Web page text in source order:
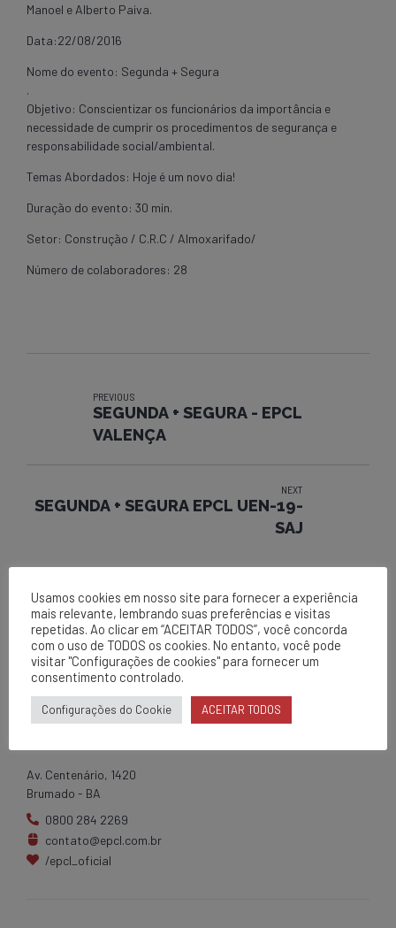
Manoel e Alberto Paiva.
Data:22/08/2016
Nome do evento: Segunda + Segura
.
Objetivo: Conscientizar os funcionários da importância e
necessidade de cumprir os procedimentos de segurança e
responsabilidade social/ambiental.
Temas Abordados: Hoje é um novo dia!
Duração do evento: 30 min.
Setor: Construção / C.R.C / Almoxarifado/
Número de colaboradores: 28
PREVIOUS
SEGUNDA + SEGURA - EPCL
VALENÇA
NEXT
SEGUNDA + SEGURA EPCL UEN-19-
SAJ
EPCL
Av. Centenário, 1420
Brumado - BA
0800 284 2269
contato@epcl.com.br
/epcl_oficial
Usamos cookies em nosso site para fornecer a experiência
mais relevante, lembrando suas preferências e visitas
repetidas. Ao clicar em “ACEITAR TODOS”, você concorda
com o uso de TODOS os cookies. No entanto, você pode
visitar "Configurações de cookies" para fornecer um
consentimento controlado.
Configurações do Cookie ACEITAR TODOS